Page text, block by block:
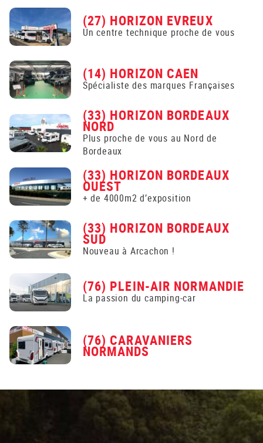
(27) HORIZON EVREUX
Un centre technique proche de vous
(14) HORIZON CAEN
Spécialiste des marques Françaises
(33) HORIZON BORDEAUX
NORD
Plus proche de vous au Nord de
Bordeaux
(33) HORIZON BORDEAUX
OUEST
+ de 4000m2 d’exposition
(33) HORIZON BORDEAUX
SUD
Nouveau à Arcachon !
(76) PLEIN-AIR NORMANDIE
La passion du camping-car
(76) CARAVANIERS
NORMANDS